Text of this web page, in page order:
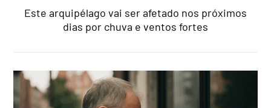
Este arquipélago vai ser afetado nos próximos
dias por chuva e ventos fortes